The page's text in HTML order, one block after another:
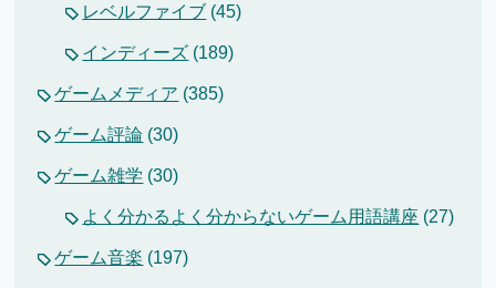
レベルファイブ (45)
インディーズ (189)
ゲームメディア (385)
ゲーム評論 (30)
ゲーム雑学 (30)
よく分かるよく分からないゲーム用語講座 (27)
ゲーム音楽 (197)